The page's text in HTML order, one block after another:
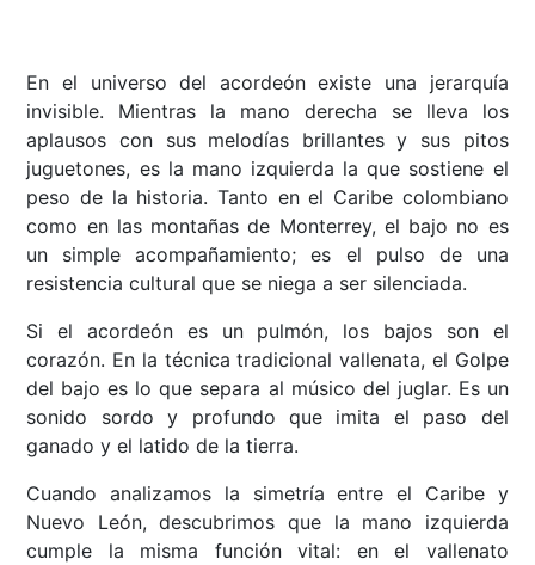
En el universo del acordeón existe una jerarquía
invisible. Mientras la mano derecha se lleva los
aplausos con sus melodías brillantes y sus pitos
juguetones, es la mano izquierda la que sostiene el
peso de la historia. Tanto en el Caribe colombiano
como en las montañas de Monterrey, el bajo no es
un simple acompañamiento; es el pulso de una
resistencia cultural que se niega a ser silenciada.
Si el acordeón es un pulmón, los bajos son el
corazón. En la técnica tradicional vallenata, el Golpe
del bajo es lo que separa al músico del juglar. Es un
sonido sordo y profundo que imita el paso del
ganado y el latido de la tierra.
Cuando analizamos la simetría entre el Caribe y
Nuevo León, descubrimos que la mano izquierda
cumple la misma función vital: en el vallenato